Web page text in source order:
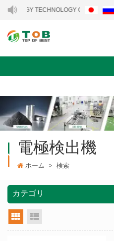
ENERGY TECHNOLOGY CO., LTD..
電極検出機
ホーム > 検索
カテゴリ
グリッドビュー